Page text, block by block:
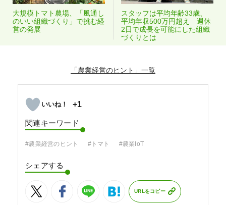
大規模トマト農場、「風通し
のいい組織づくり」で挑む経
営の発展
スタッフは平均年齢33歳、
平均年収500万円超え 週休
2日で成長を可能にした組織
づくりとは
「農業経営のヒント」
+1
関連キーワード
#農業経営のヒント #トマト #農業IoT
シェアする
URLをコピー